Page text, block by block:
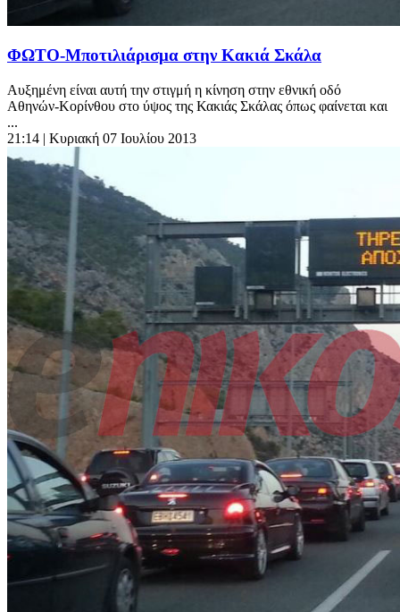
ΦΩΤΟ-Μποτιλιάρισμα στην Κακιά Σκάλα
Αυξημένη είναι αυτή την στιγμή η κίνηση στην εθνική οδό
Αθηνών-Κορίνθου στο ύψος της Κακιάς Σκάλας όπως φαίνεται και
...
21:14 | Κυριακή 07 Ιουλίου 2013